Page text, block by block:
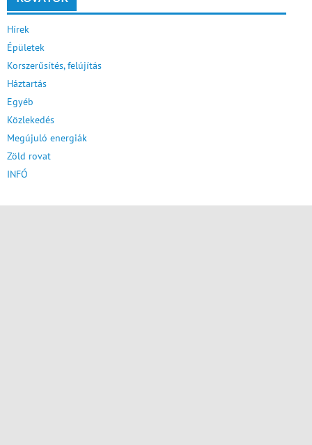
Hírek
Épületek
Korszerűsítés, felújítás
Háztartás
Egyéb
Közlekedés
Megújuló energiák
Zöld rovat
INFÓ